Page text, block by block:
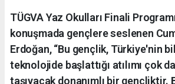
TÜGVA Yaz Okulları Finali
konuşmada gençlere seslenen
Erdoğan, “Bu gençlik, Türkiye'nin
teknolojide başlattığı atılımı çok
taşıyacak donanımlı bir gençliktir.